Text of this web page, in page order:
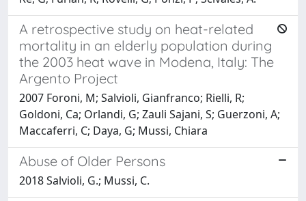
A retrospective study on heat-related
mortality in an elderly population during
the 2003 heat wave in Modena, Italy: The
Argento Project
2007 Foroni, M; Salvioli, Gianfranco; Rielli, R;
Goldoni, Ca; Orlandi, G; Zauli Sajani, S; Guerzoni, A;
Maccaferri, C; Daya, G; Mussi, Chiara
Abuse of Older Persons
2018 Salvioli, G.; Mussi, C.